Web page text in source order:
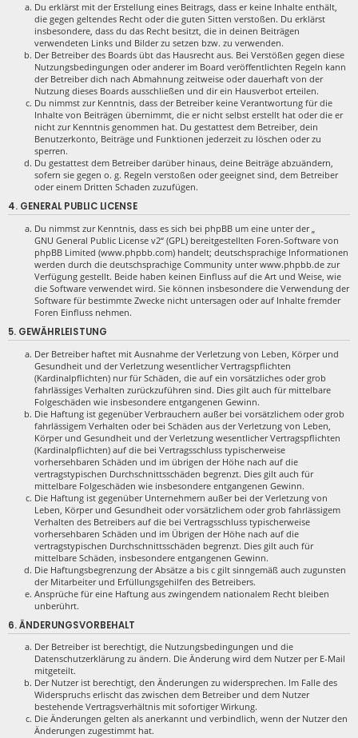
Du erklärst mit der Erstellung eines Beitrags, dass er keine Inhalte enthält,
die gegen geltendes Recht oder die guten Sitten verstoßen. Du erklärst
insbesondere, dass du das Recht besitzt, die in deinen Beiträgen
verwendeten Links und Bilder zu setzen bzw. zu verwenden.
Der Betreiber des Boards übt das Hausrecht aus. Bei Verstößen gegen diese
Nutzungsbedingungen oder anderer im Board veröffentlichten Regeln kann
der Betreiber dich nach Abmahnung zeitweise oder dauerhaft von der
Nutzung dieses Boards ausschließen und dir ein Hausverbot erteilen.
Du nimmst zur Kenntnis, dass der Betreiber keine Verantwortung für die
Inhalte von Beiträgen übernimmt, die er nicht selbst erstellt hat oder die er
nicht zur Kenntnis genommen hat. Du gestattest dem Betreiber, dein
Benutzerkonto, Beiträge und Funktionen jederzeit zu löschen oder zu
sperren.
Du gestattest dem Betreiber darüber hinaus, deine Beiträge abzuändern,
sofern sie gegen o. g. Regeln verstoßen oder geeignet sind, dem Betreiber
oder einem Dritten Schaden zuzufügen.
4. GENERAL PUBLIC LICENSE
Du nimmst zur Kenntnis, dass es sich bei phpBB um eine unter der „
GNU General Public License v2“ (GPL) bereitgestellten Foren-Software von
phpBB Limited (www.phpbb.com) handelt; deutschsprachige Informationen
werden durch die deutschsprachige Community unter www.phpbb.de zur
Verfügung gestellt. Beide haben keinen Einfluss auf die Art und Weise, wie
die Software verwendet wird. Sie können insbesondere die Verwendung der
Software für bestimmte Zwecke nicht untersagen oder auf Inhalte fremder
Foren Einfluss nehmen.
5. GEWÄHRLEISTUNG
Der Betreiber haftet mit Ausnahme der Verletzung von Leben, Körper und
Gesundheit und der Verletzung wesentlicher Vertragspflichten
(Kardinalpflichten) nur für Schäden, die auf ein vorsätzliches oder grob
fahrlässiges Verhalten zurückzuführen sind. Dies gilt auch für mittelbare
Folgeschäden wie insbesondere entgangenen Gewinn.
Die Haftung ist gegenüber Verbrauchern außer bei vorsätzlichem oder grob
fahrlässigem Verhalten oder bei Schäden aus der Verletzung von Leben,
Körper und Gesundheit und der Verletzung wesentlicher Vertragspflichten
(Kardinalpflichten) auf die bei Vertragsschluss typischerweise
vorhersehbaren Schäden und im übrigen der Höhe nach auf die
vertragstypischen Durchschnittsschäden begrenzt. Dies gilt auch für
mittelbare Folgeschäden wie insbesondere entgangenen Gewinn.
Die Haftung ist gegenüber Unternehmern außer bei der Verletzung von
Leben, Körper und Gesundheit oder vorsätzlichem oder grob fahrlässigem
Verhalten des Betreibers auf die bei Vertragsschluss typischerweise
vorhersehbaren Schäden und im Übrigen der Höhe nach auf die
vertragstypischen Durchschnittsschäden begrenzt. Dies gilt auch für
mittelbare Schäden, insbesondere entgangenen Gewinn.
Die Haftungsbegrenzung der Absätze a bis c gilt sinngemäß auch zugunsten
der Mitarbeiter und Erfüllungsgehilfen des Betreibers.
Ansprüche für eine Haftung aus zwingendem nationalem Recht bleiben
unberührt.
6. ÄNDERUNGSVORBEHALT
Der Betreiber ist berechtigt, die Nutzungsbedingungen und die
Datenschutzerklärung zu ändern. Die Änderung wird dem Nutzer per E-Mail
mitgeteilt.
Der Nutzer ist berechtigt, den Änderungen zu widersprechen. Im Falle des
Widerspruchs erlischt das zwischen dem Betreiber und dem Nutzer
bestehende Vertragsverhältnis mit sofortiger Wirkung.
Die Änderungen gelten als anerkannt und verbindlich, wenn der Nutzer den
Änderungen zugestimmt hat.